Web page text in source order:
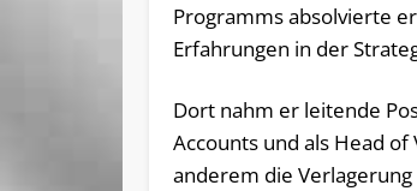
Programms absolvierte
Erfahrungen in der
Dort nahm er leitende
Accounts und als Head
anderem die